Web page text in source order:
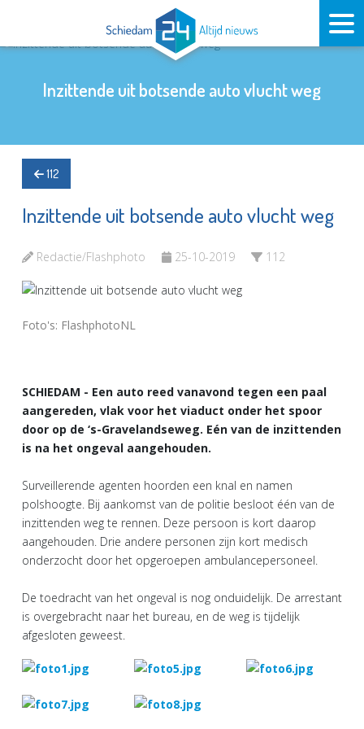
Inzittende uit botsende auto vlucht weg
112
Inzittende uit botsende auto vlucht weg
Redactie/Flashphoto 25-10-2019 112
Foto's: FlashphotoNL
SCHIEDAM - Een auto reed vanavond tegen een paal
aangereden, vlak voor het viaduct onder het spoor
door op de ‘s-Gravelandseweg. Eén van de inzittenden
is na het ongeval aangehouden.
Surveillerende agenten hoorden een knal en namen
polshoogte. Bij aankomst van de politie besloot één van de
inzittenden weg te rennen. Deze persoon is kort daarop
aangehouden. Drie andere personen zijn kort medisch
onderzocht door het opgeroepen ambulancepersoneel.
De toedracht van het ongeval is nog onduidelijk. De arrestant
is overgebracht naar het bureau, en de weg is tijdelijk
afgesloten geweest.